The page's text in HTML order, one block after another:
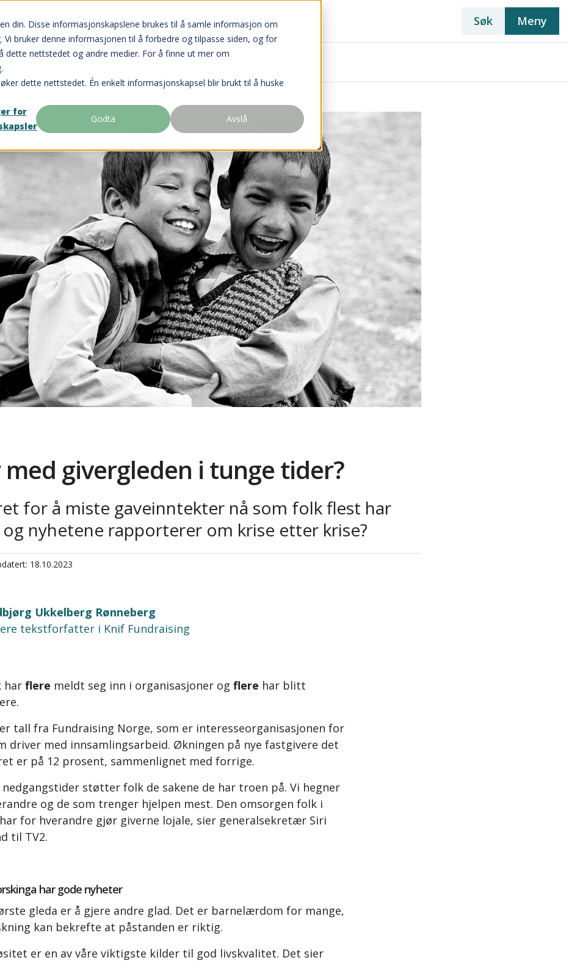
din. Disse informasjonskapslene brukes til å samle informasjon om
bruker denne informasjonen til å forbedre og tilpasse siden, og for
dette nettstedet og andre medier. For å finne ut mer om
.
dette nettstedet. Én enkelt informasjonskapsel blir brukt til å huske
for
Godta Avslå
Søk Meny
med givergleden i tunge tider?
for å miste gaveinntekter nå som folk flest har
nyhetene rapporterer om krise etter krise?
18.10.2023
Ukkelberg Rønneberg
tekstforfatter i Knif Fundraising
har flere meldt seg inn i organisasjoner og flere har blitt
tall fra Fundraising Norge, som er interesseorganisasjonen for
driver med innsamlingsarbeid. Økningen på nye fastgivere det
er på 12 prosent, sammenlignet med forrige.
nedgangstider støtter folk de sakene de har troen på. Vi hegner
og de som trenger hjelpen mest. Den omsorgen folk i
for hverandre gjør giverne lojale, sier generalsekretær Siri
til TV2.
har gode nyheter
gleda er å gjere andre glad. Det er barnelærdom for mange,
kan bekrefte at påstanden er riktig.
er en av våre viktigste kilder til god livskvalitet. Det sier